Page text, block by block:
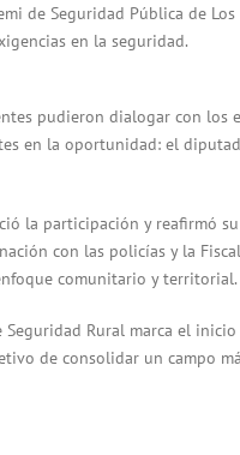
de Seguridad Pública de
en la seguridad.
pudieron dialogar con los
en la oportunidad: el
la participación y reafirmó
con las policías y la
comunitario y territorial.
Rural marca el
de consolidar un campo